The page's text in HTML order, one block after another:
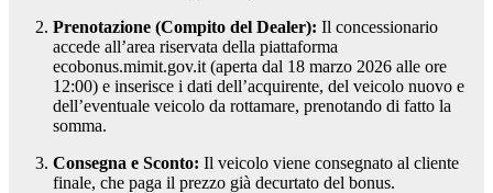
Prenotazione (Compito del Dealer): Il concessionario
accede all’area riservata della piattaforma
ecobonus.mimit.gov.it (aperta dal 18 marzo 2026 alle ore
12:00) e inserisce i dati dell’acquirente, del veicolo nuovo e
dell’eventuale veicolo da rottamare, prenotando di fatto la
somma.
Consegna e Sconto: Il veicolo viene consegnato al cliente
finale, che paga il prezzo già decurtato del bonus.